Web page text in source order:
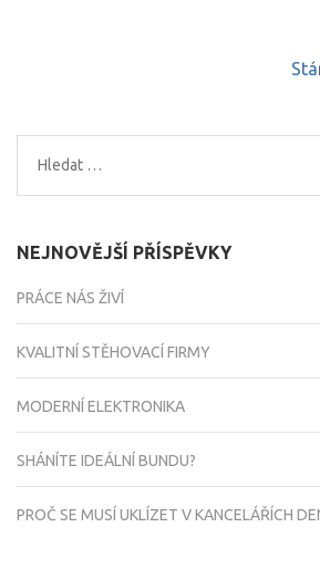
Vyhledávání
NEJNOVĚJŠÍ PŘÍSPĚVKY
PRÁCE NÁS ŽIVÍ
KVALITNÍ STĚHOVACÍ FIRMY
MODERNÍ ELEKTRONIKA
SHÁNÍTE IDEÁLNÍ BUNDU?
PROČ SE MUSÍ UKLÍZET V KANCELÁŘÍCH